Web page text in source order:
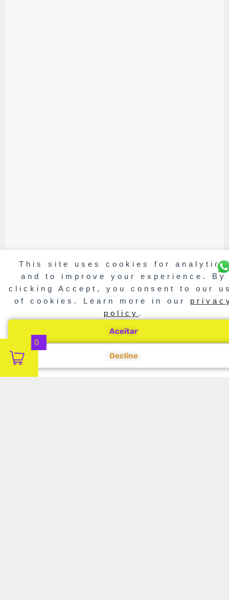
This site uses cookies for analytics
and to improve your experience. By
clicking Accept, you consent to our
of cookies. Learn more in our
policy .
Aceitar
Decline
0